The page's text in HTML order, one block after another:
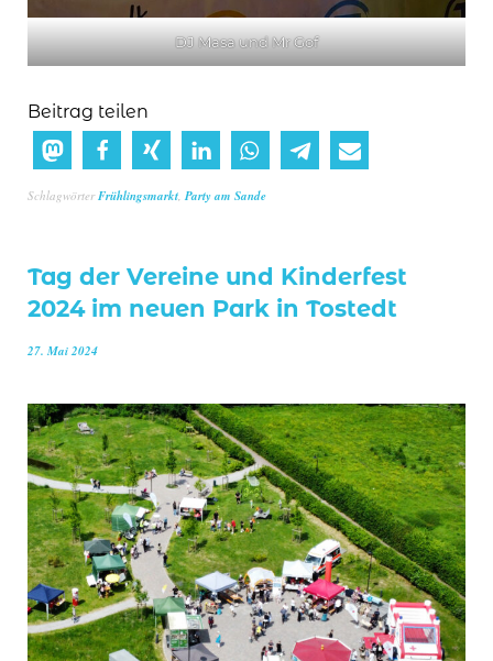
DJ Masa und Mr Gof
Beitrag teilen
SchlagwörterFrühlingsmarkt Party am Sande
Tag der Vereine und Kinderfest
2024 im neuen Park in Tostedt
27. Mai 2024